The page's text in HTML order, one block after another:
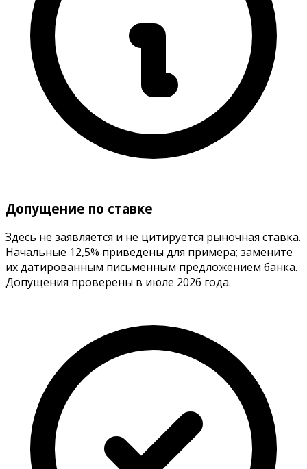
Допущение по ставке
Здесь не заявляется и не цитируется рыночная ставка.
Начальные 12,5% приведены для примера; замените
их датированным письменным предложением банка.
Допущения проверены в июле 2026 года.